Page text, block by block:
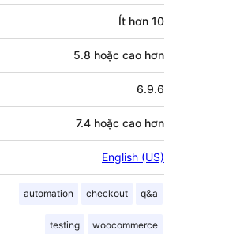
Ít hơn 10
5.8 hoặc cao hơn
6.9.6
7.4 hoặc cao hơn
English (US)
automation checkout q&a
testing woocommerce